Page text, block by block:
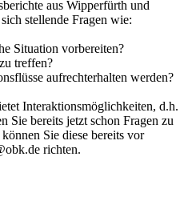
aus Wipperfürth und
stellende Fragen wie:
Situation vorbereiten?
treffen?
aufrechterhalten werden?
Interaktionsmöglichkeiten, d.h.
Sie bereits jetzt schon Fragen zu
Sie diese bereits vor
richten.